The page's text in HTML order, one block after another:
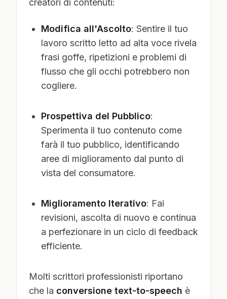
creatori di contenuti:
Modifica all'Ascolto: Sentire il tuo
lavoro scritto letto ad alta voce rivela
frasi goffe, ripetizioni e problemi di
flusso che gli occhi potrebbero non
cogliere.
Prospettiva del Pubblico:
Sperimenta il tuo contenuto come
farà il tuo pubblico, identificando
aree di miglioramento dal punto di
vista del consumatore.
Miglioramento Iterativo: Fai
revisioni, ascolta di nuovo e continua
a perfezionare in un ciclo di feedback
efficiente.
Molti scrittori professionisti riportano
che la conversione text-to-speech è